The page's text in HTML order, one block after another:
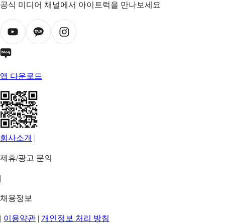
공식 미디어 채널에서 아이트럭을 만나보세요
앱 다운로드
회사소개 |
제휴/광고 문의
|
채용정보
| 이용약관 | 개인정보 처리 방침